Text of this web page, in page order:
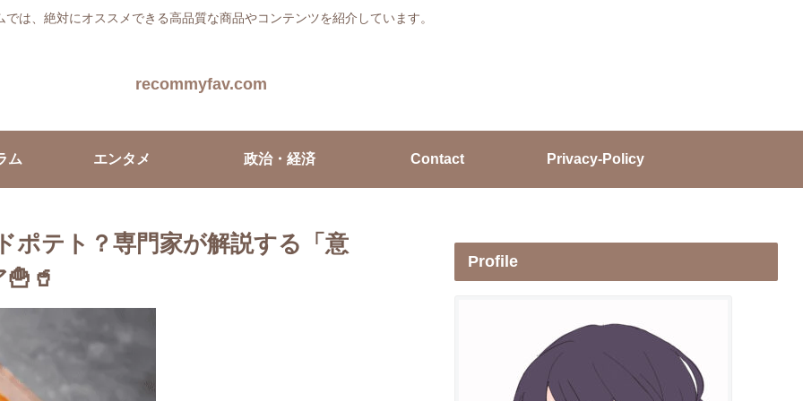
では、絶対にオススメできる高品質な商品やコンテンツを紹介しています。
recommyfav.com
ム エンタメ 政治・経済 Contact Privacy-Policy
ポテト？専門家が解説する「意
Profile